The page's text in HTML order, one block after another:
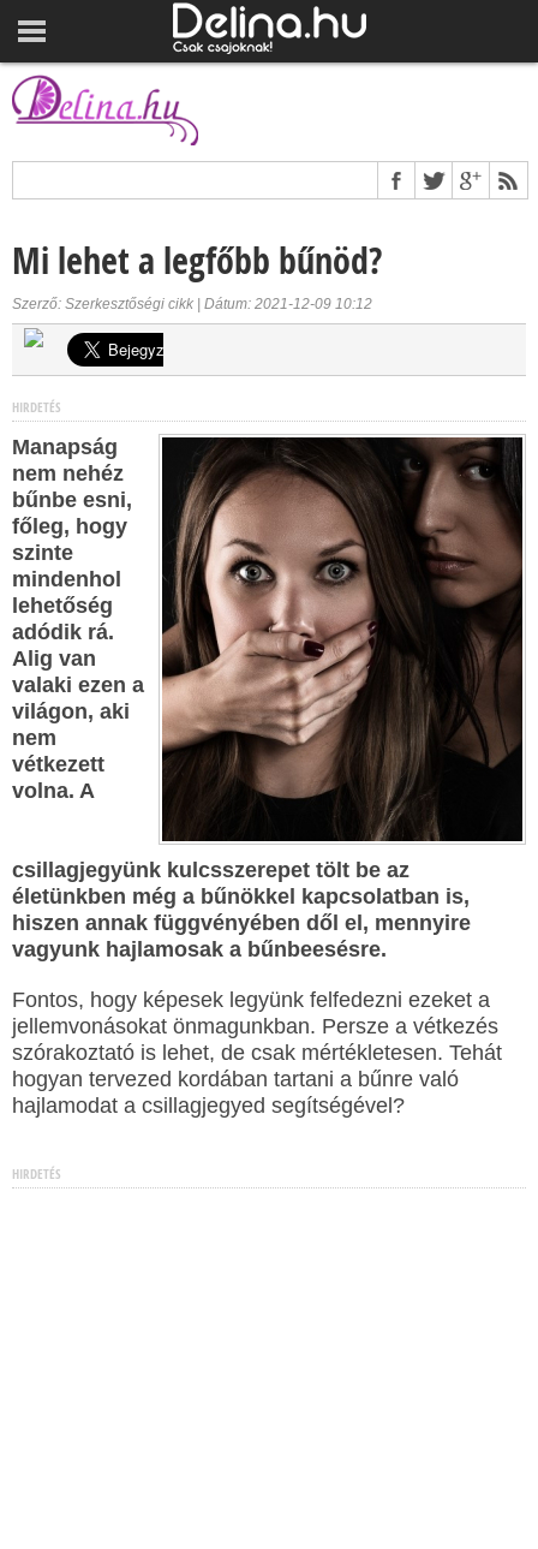
Mi lehet a legfőbb bűnöd?
Szerző: Szerkesztőségi cikk | Dátum: 2021-12-09 10:12
HIRDETÉS
Manapság
nem nehéz
bűnbe esni,
főleg, hogy
szinte
mindenhol
lehetőség
adódik rá.
Alig van
valaki ezen a
világon, aki
nem
vétkezett
volna. A
csillagjegyünk kulcsszerepet tölt be az
életünkben még a bűnökkel kapcsolatban is,
hiszen annak függvényében dől el, mennyire
vagyunk hajlamosak a bűnbeesésre.
Fontos, hogy képesek legyünk felfedezni ezeket a
jellemvonásokat önmagunkban. Persze a vétkezés
szórakoztató is lehet, de csak mértékletesen. Tehát
hogyan tervezed kordában tartani a bűnre való
hajlamodat a csillagjegyed segítségével?
HIRDETÉS